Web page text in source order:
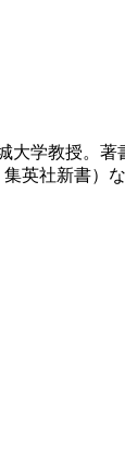
学教授。著
英社新書）な